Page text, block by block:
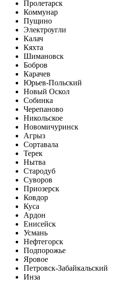
Пролетарск
Коммунар
Пущино
Электроугли
Калач
Кяхта
Шимановск
Бобров
Карачев
Юрьев-Польский
Новый Оскол
Собинка
Черепаново
Никольское
Новомичуринск
Агрыз
Сортавала
Терек
Нытва
Стародуб
Суворов
Приозерск
Ковдор
Куса
Ардон
Енисейск
Усмань
Нефтегорск
Подпорожье
Яровое
Петровск-Забайкальский
Инза